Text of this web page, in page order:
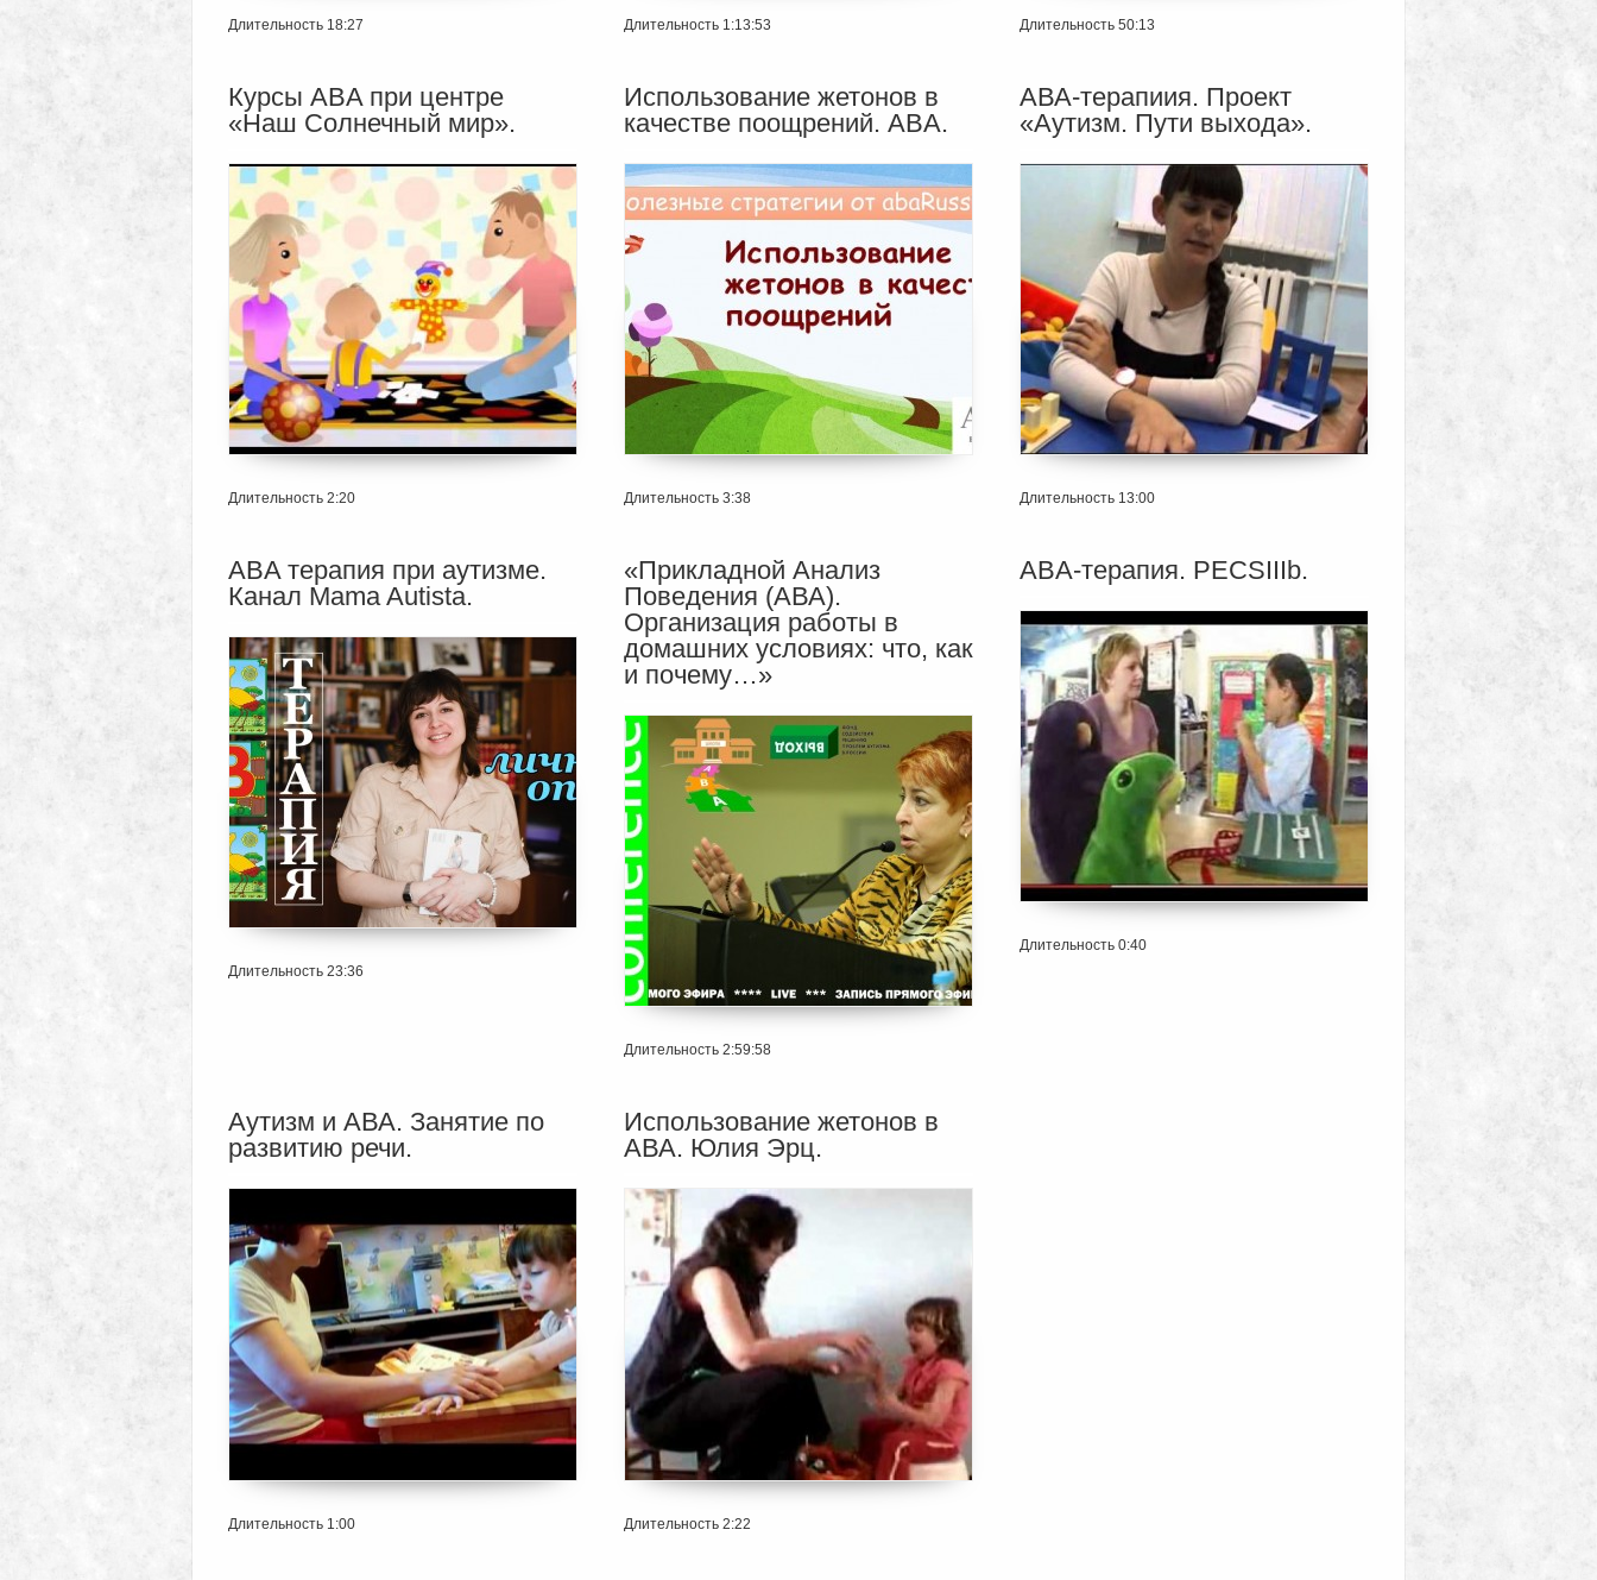
Длительность 18:27 Длительность 1:13:53 Длительность 50:13
Курсы ABA при центре
«Наш Солнечный мир».
Длительность 2:20
Использование жетонов в
качестве поощрений. ABA.
Длительность 3:38
АВА-терапиия. Проект
«Аутизм. Пути выхода».
Длительность 13:00
ABA терапия при аутизме.
Канал Mama Autista.
Длительность 23:36
«Прикладной Анализ
Поведения (АВА).
Организация работы в
домашних условиях: что, как
и почему…»
Длительность 2:59:58
ABA-терапия. PECSIIIb.
Длительность 0:40
Аутизм и АВА. Занятие по
развитию речи.
Длительность 1:00
Использование жетонов в
АВА. Юлия Эрц.
Длительность 2:22